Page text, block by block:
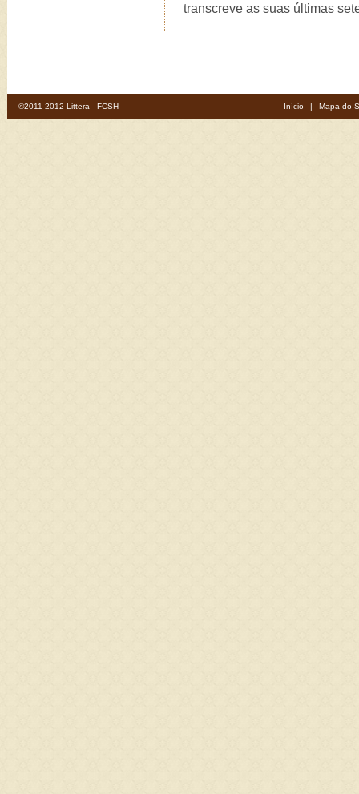
transcreve as suas últimas
©2011-2012 Littera - FCSH Início | Mapa do